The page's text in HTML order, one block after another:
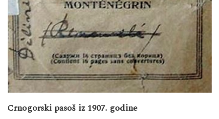
Crnogorski pasoš iz 1907. godine